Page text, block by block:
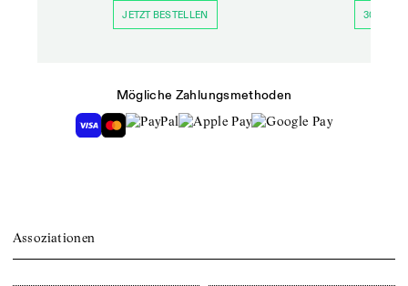
JETZT BESTELLEN 30 TAGE
Mögliche Zahlungsmethoden
Assoziationen